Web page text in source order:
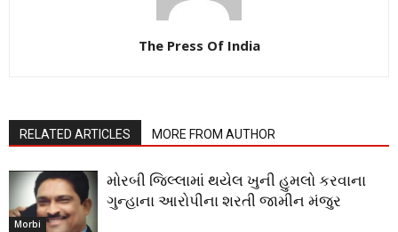
The Press Of India
RELATED ARTICLES MORE FROM AUTHOR
Morbi
મોરબી જિલ્લામાં થયેલ ખુની હુમલો કરવાના
ગુન્હાના આરોપીના શરતી જામીન મંજુર